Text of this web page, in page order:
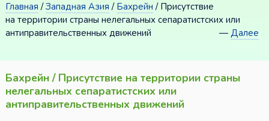
Главная /Западная Азия / Бахрейн / Присутствие
на территории страны нелегальных сепаратистских или
антиправительственных движений
—Далее
Бахрейн / Присутствие на территории страны
нелегальных сепаратистских или
антиправительственных движений